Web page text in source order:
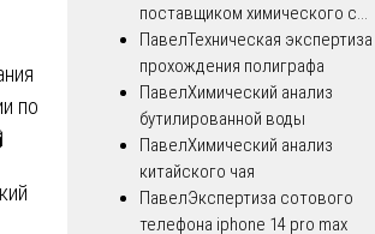
по
поставщиком химического с...
ПавелТехническая экспертиза
прохождения полиграфа
ПавелХимический анализ
бутилированной воды
ПавелХимический анализ
китайского чая
ПавелЭкспертиза сотового
телефона iphone 14 pro max